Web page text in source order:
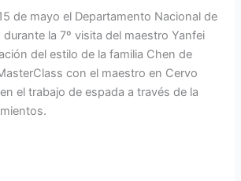
de mayo el Departamento Nacional de
la 7º visita del maestro Yanfei
del estilo de la familia Chen de
con el maestro en Cervo
el trabajo de espada a través de la